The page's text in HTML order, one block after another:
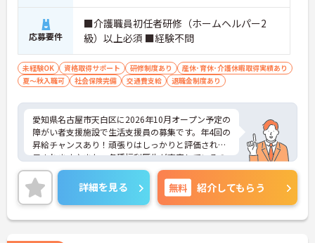
応募要件
■介護職員初任者研修（ホームヘルパー2
級）以上必須 ■経験不問
未経験OK 資格取得サポート 研修制度あり
産休･育休･介護休暇取得実績あり
夏～秋入職可
社会保険完備 交通費支給 退職金制度あり
愛知県名古屋市天白区に2026年10月オープン予定の
障がい者支援施設で生活支援員の募集です。年4回の
昇給チャンスあり！頑張りはしっかりと評価され還
元されます♪また、各種福利厚生が充実しているの
も嬉しいポイントです◎ご興味のある方はご面接の
ポイントお伝えしますのでご気軽にお問い合わせく
ださい。
詳細を見る 無料 紹介してもらう